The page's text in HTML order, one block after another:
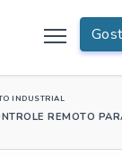
INDUSTRIAL
REMOTO